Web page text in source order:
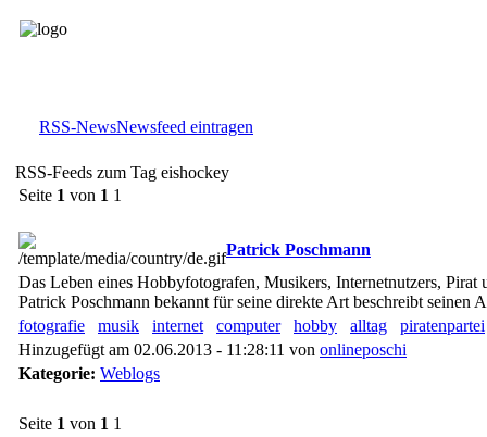
RSS-NewsNewsfeed eintragen
RSS-Feeds zum Tag eishockey
Seite 1 von 1 1
Patrick Poschmann
Das Leben eines Hobbyfotografen, Musikers, Internetnutzers, Pirat
Patrick Poschmann bekannt für seine direkte Art beschreibt seinen
fotografie
musik internet computer hobby alltag
piratenpartei
Hinzugefügt am 02.06.2013 - 11:28:11 von onlineposchi
Kategorie: Weblogs
Seite 1 von 1 1